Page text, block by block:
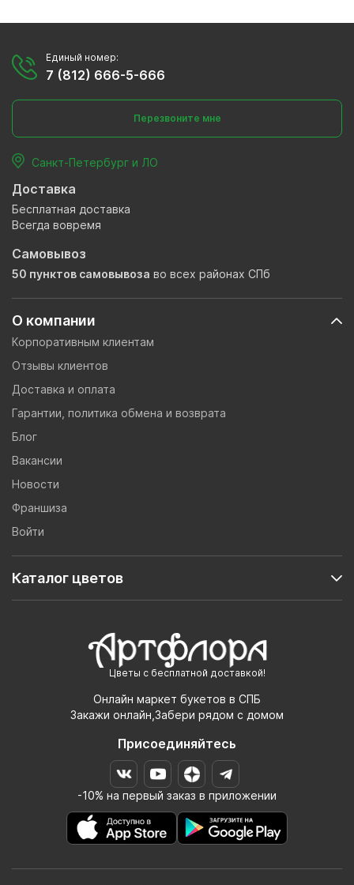
Цветы с бесплатной доставкой!
Онлайн маркет букетов в СПБ
Закажи онлайн,Забери рядом с домом
Присоединяйтесь
-10% на первый заказ в приложении
О компании
Корпоративным клиентам
Отзывы клиентов
Доставка и оплата
Гарантии, политика обмена и возврата
Блог
Вакансии
Новости
Франшиза
Войти
Каталог цветов
Единый номер:
7 (812) 666-5-666
Перезвоните мне
Санкт-Петербург и ЛО
Доставка
Бесплатная доставка
Всегда вовремя
Самовывоз
50 пунктов самовывоза во всех районах СПб